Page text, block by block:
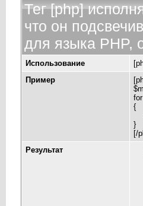
Тег [php]
что он
для языка PHP,
Использование
Пример
{
}
[/
Результат